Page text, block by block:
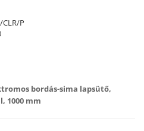
CLR/P
bordás-sima lapsütő,
1000 mm